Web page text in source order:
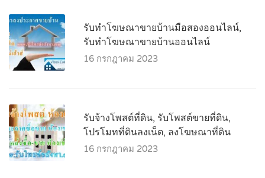
รับทำโฆษณาขายบ้านมือสองออนไลน์,
รับทำโฆษณาขายบ้านออนไลน์
16 กรกฎาคม 2023
รับจ้างโพสต์ที่ดิน, รับโพสต์ขายที่ดิน,
โปรโมทที่ดินลงเน็ต, ลงโฆษณาที่ดิน
16 กรกฎาคม 2023